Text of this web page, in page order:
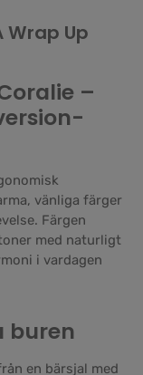
Wrap Up
–
vänliga färger
Färgen
med naturligt
i vardagen
buren
en bärsjal med